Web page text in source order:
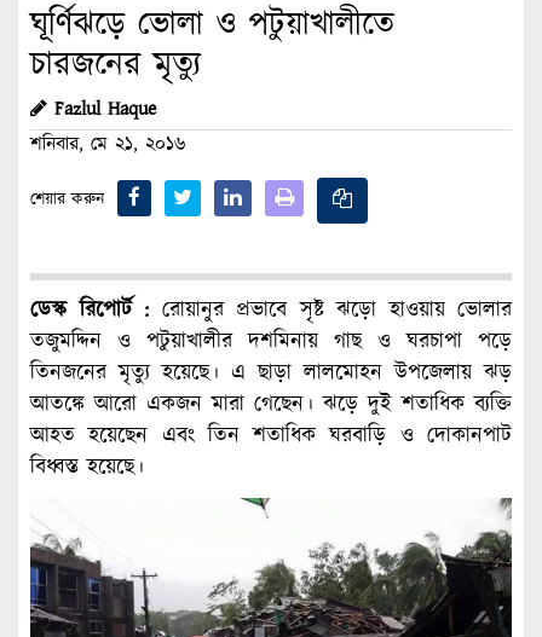
ঘূর্ণিঝড়ে ভোলা ও পটুয়াখালীতে
চারজনের মৃত্যু
Fazlul Haque
শনিবার, মে ২১, ২০১৬
শেয়ার করুন
ডেস্ক রিপোর্ট : রোয়ানুর প্রভাবে সৃষ্ট ঝড়ো হাওয়ায় ভোলার
তজুমদ্দিন ও পটুয়াখালীর দশমিনায় গাছ ও ঘরচাপা পড়ে
তিনজনের মৃত্যু হয়েছে। এ ছাড়া লালমোহন উপজেলায় ঝড়
আতঙ্কে আরো একজন মারা গেছেন। ঝড়ে দুই শতাধিক ব্যক্তি
আহত হয়েছেন এবং তিন শতাধিক ঘরবাড়ি ও দোকানপাট
বিধ্বস্ত হয়েছে।